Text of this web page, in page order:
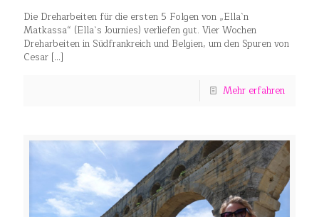
Die Dreharbeiten für die ersten 5 Folgen von „Ella`n
Matkassa“ (Ella`s Journies) verliefen gut. Vier Wochen
Dreharbeiten in Südfrankreich und Belgien, um den Spuren von
Cesar […]
Mehr erfahren